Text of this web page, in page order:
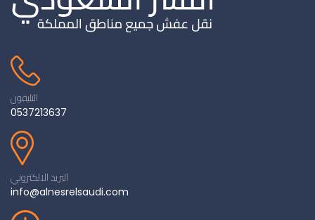
التليفون
0537213637
البريد الالكتروني
info@alnesrelsaudi.com